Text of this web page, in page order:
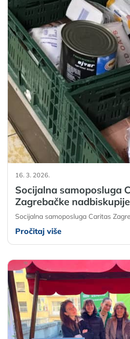
16. 3. 2026.
Socijalna samoposluga
Zagrebačke nadbiskupije
Socijalna samoposluga Caritas
Pročitaj više